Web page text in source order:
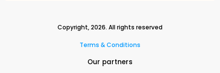
Copyright,2026. All rights reserved
Terms & Conditions
Our partners